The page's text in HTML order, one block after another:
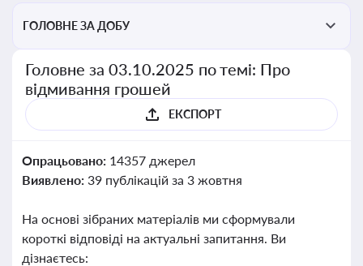
ГОЛОВНЕ ЗА ДОБУ
Головне за 03.10.2025 по темі: Про
відмивання грошей
ЕКСПОРТ
Опрацьовано: 14357 джерел
Виявлено: 39 публікацій за 3 жовтня
На основі зібраних матеріалів ми сформували
короткі відповіді на актуальні запитання. Ви
дізнаєтесь: